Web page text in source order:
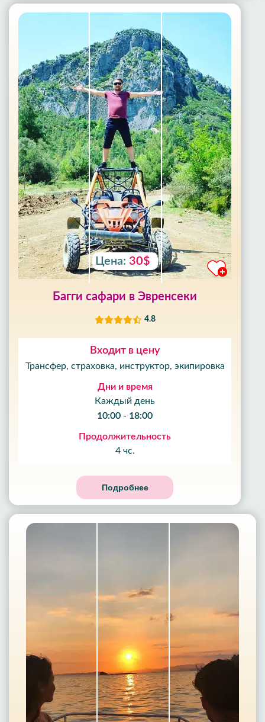
Цена: 30$
Багги сафари в Эвренсеки
4.8
Входит в цену
Трансфер, страховка, инструктор, экипировка
Дни и время
Каждый день
10:00 - 18:00
Продолжительность
4 чс.
Подробнее